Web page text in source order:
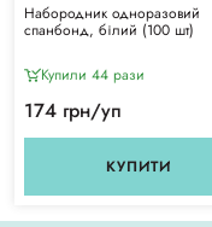
Набородник одноразовий
спанбонд, білий (100 шт)
Купили 44 рази
174 грн/уп
КУПИТИ